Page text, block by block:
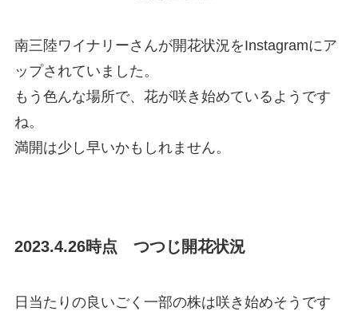
南三陸ワイナリーさんが開花状況をInstagramにア
ップされていました。
もう色んな場所で、花が咲き始めているようです
ね。
満開は少し早いかもしれません。
2023.4.26時点 つつじ開花状況
日当たりの良いごく一部の株は咲き始めそうです